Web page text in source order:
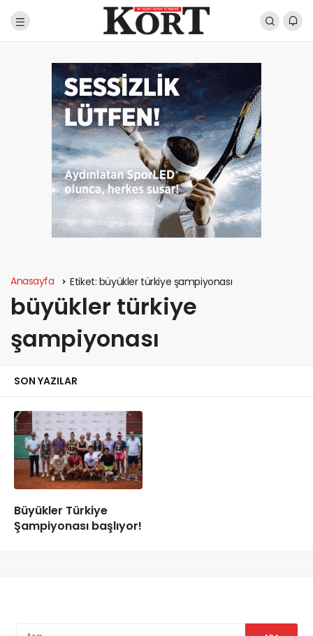
Anasayfa Etiket: büyükler türkiye şampiyonası
büyükler türkiye
şampiyonası
SON YAZILAR
Büyükler Türkiye
Şampiyonası başlıyor!